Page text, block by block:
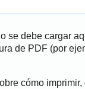
se debe cargar
de PDF (por
cómo